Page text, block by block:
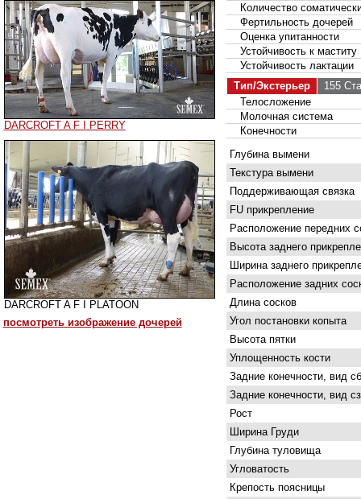
DARCROFT A F I PERRY
DARCROFT A F I PLATOON
посмотреть изображение дочерей
Количество
Фертильность дочерей
Оценка упитанности
Устойчивость к маститу
Устойчивость лактации
Тип/Экстерьер
155
Телосложение
Молочная система
Конечности
Глубина вымени
Текстура вымени
Поддерживающая связка
FU прикрепление
Расположение передних
Высота заднего
Ширина заднего
Расположение задних
Длина сосков
Угол постановки копыта
Высота пятки
Уплощенность кости
Задние конечности, вид
Задние конечности, вид
Рост
Ширина Груди
Глубина туловища
Угловатость
Крепость поясницы